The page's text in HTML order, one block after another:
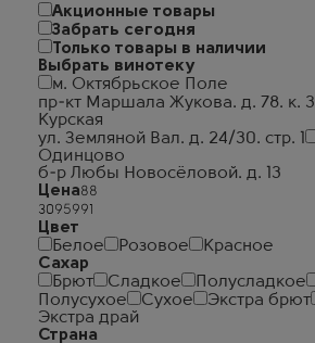
Акционные товары
Забрать сегодня
Только товары в наличии
Выбрать винотеку
м. Октябрьское Поле
пр-кт Маршала Жукова. д. 78. к. 3
Курская
ул. Земляной Вал. д. 24/30. стр. 1
Одинцово
б-р Любы Новосёловой. д. 13
Цена
Цвет
Белое
Розовое
Красное
Сахар
Брют
Сладкое
Полусладкое
Полусухое
Сухое
Экстра брют
Экстра драй
Страна